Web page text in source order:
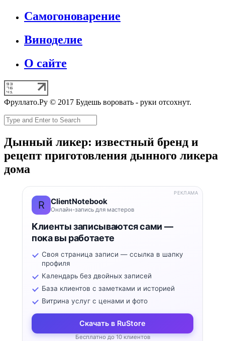
Самогоноварение
Виноделие
О сайте
Фруллато.Ру © 2017 Будешь воровать - руки отсохнут.
Дынный ликер: известный бренд и
рецепт приготовления дынного ликера
дома
R ClientNotebook
Онлайн-запись для мастеров
Клиенты записываются сами —
пока вы работаете
Своя страница записи — ссылка в шапку
профиля
Календарь без двойных записей
База клиентов с заметками и историей
Витрина услуг с ценами и фото
Скачать в RuStore
Бесплатно до 10 клиентов
РЕКЛАМА